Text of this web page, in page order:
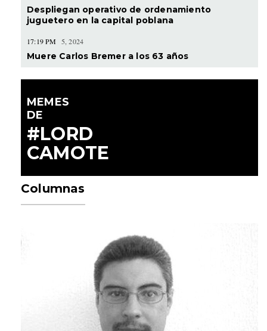
Despliegan operativo de ordenamiento
juguetero en la capital poblana
17:19 PM 5, 2024
Muere Carlos Bremer a los 63 años
MEMES
DE
#LORD
CAMOTE
Columnas